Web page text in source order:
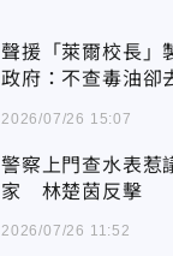
聲援「萊爾校長
政府：不查毒油卻
2026/07/26 15:07
警察上門查水表惹
家 林楚茵反擊
2026/07/26 11:52